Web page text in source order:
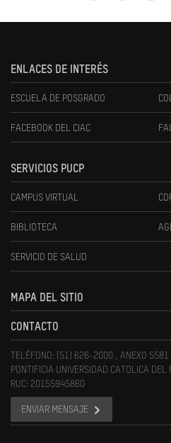
ENLACES DE INTERÉS
ESCUELA DE POSGRADO
FACEBOOK DEL CIAC
SERVICIOS PUCP
CAMPUS VIRTUAL
BIBLIOTECA
SERVICIO DE SALUD
MAPA DEL SITIO
CONTACTO
TELÉFONO: (51) 626-2000 , ANEXO 5581
PONTIFICIA UNIVERSIDAD CATOLICA DEL
RUC: 20155945860
ENVIAR MENSAJE